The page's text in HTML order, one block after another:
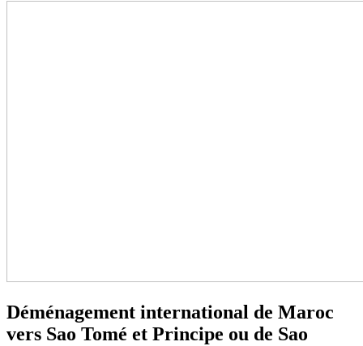
Déménagement international de Maroc
vers Sao Tomé et Principe ou de Sao